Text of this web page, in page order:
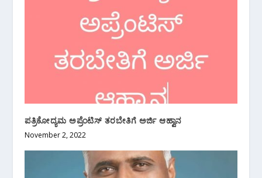
ಪತ್ರಿಕೋದ್ಯಮ ಅಪ್ರೆಂಟಿಸ್ ತರಬೇತಿಗೆ ಅರ್ಜಿ ಆಹ್ವಾನ
November 2, 2022